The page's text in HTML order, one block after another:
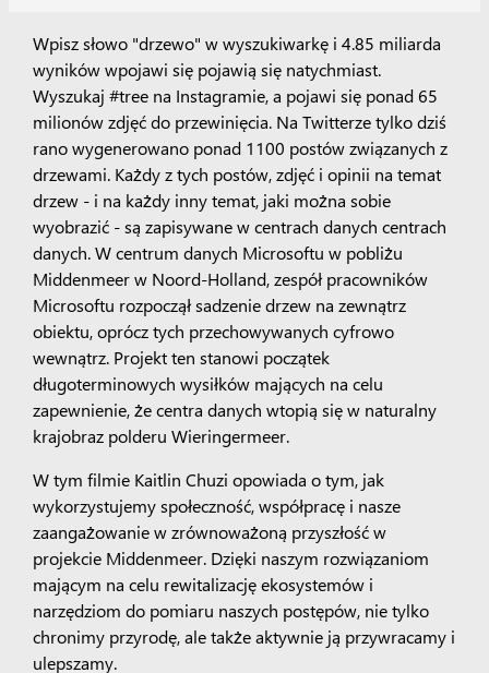
Wpisz słowo "drzewo" w wyszukiwarkę i 4.85 miliarda
wyników wpojawi siępojawią sięnatychmiast.
Wyszukaj #tree na Instagramie, a pojawi się ponad 65
milionów zdjęć do przewinięcia. Na Twitterze tylko dziś
rano wygenerowano ponad 1100 postów związanych z
drzewami. Każdyz tych postów, zdjęć i opinii na temat
drzew- i na każdy inny temat, jaki można sobie
wyobrazić-są zapisywane w centrach danych centrach
danych.W centrum danych Microsoftu w pobliżu
Middenmeer w Noord-Holland, zespół pracowników
Microsoftu rozpoczął sadzenie drzew na zewnątrz
obiektu, oprócz tych przechowywanych cyfrowo
wewnątrz. Projekt ten stanowi początek
długoterminowych wysiłków mających na celu
zapewnienie, że centra danych wtopią się w naturalny
krajobraz polderu Wieringermeer.
W tym filmie Kaitlin Chuzi opowiada o tym, jak
wykorzystujemy społeczność, współpracę i nasze
zaangażowanie w zrównoważoną przyszłość w
projekcie Middenmeer. Dzięki naszym rozwiązaniom
mającym na celu rewitalizację ekosystemów i
narzędziom do pomiaru naszych postępów, nie tylko
chronimy przyrodę, ale także aktywnie ją przywracamy i
ulepszamy.